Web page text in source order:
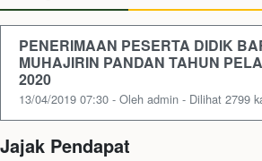
PENERIMAAN PESERTA DIDIK
MUHAJIRIN PANDAN TAHUN
2020
13/04/2019 07:30 - Oleh admin - Dilihat 2799
Jajak Pendapat